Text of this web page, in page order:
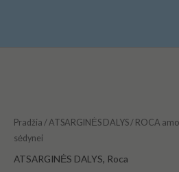
Pradžia / ATSARGINĖS DALYS / ROCA
sėdynei
ATSARGINĖS DALYS, Roca
amortizatorių
komplektas
WC